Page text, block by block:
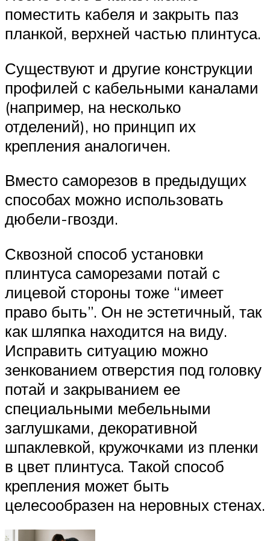
поместить кабеля и закрыть паз
планкой, верхней частью плинтуса.
Существуют и другие конструкции
профилей с кабельными каналами
(например, на несколько
отделений), но принцип их
крепления аналогичен.
Вместо саморезов в предыдущих
способах можно использовать
дюбели-гвозди.
Сквозной способ установки
плинтуса саморезами потай с
лицевой стороны тоже “имеет
право быть”. Он не эстетичный, так
как шляпка находится на виду.
Исправить ситуацию можно
зенкованием отверстия под головку
потай и закрыванием ее
специальными мебельными
заглушками, декоративной
шпаклевкой, кружочками из пленки
в цвет плинтуса. Такой способ
крепления может быть
целесообразен на неровных стенах.